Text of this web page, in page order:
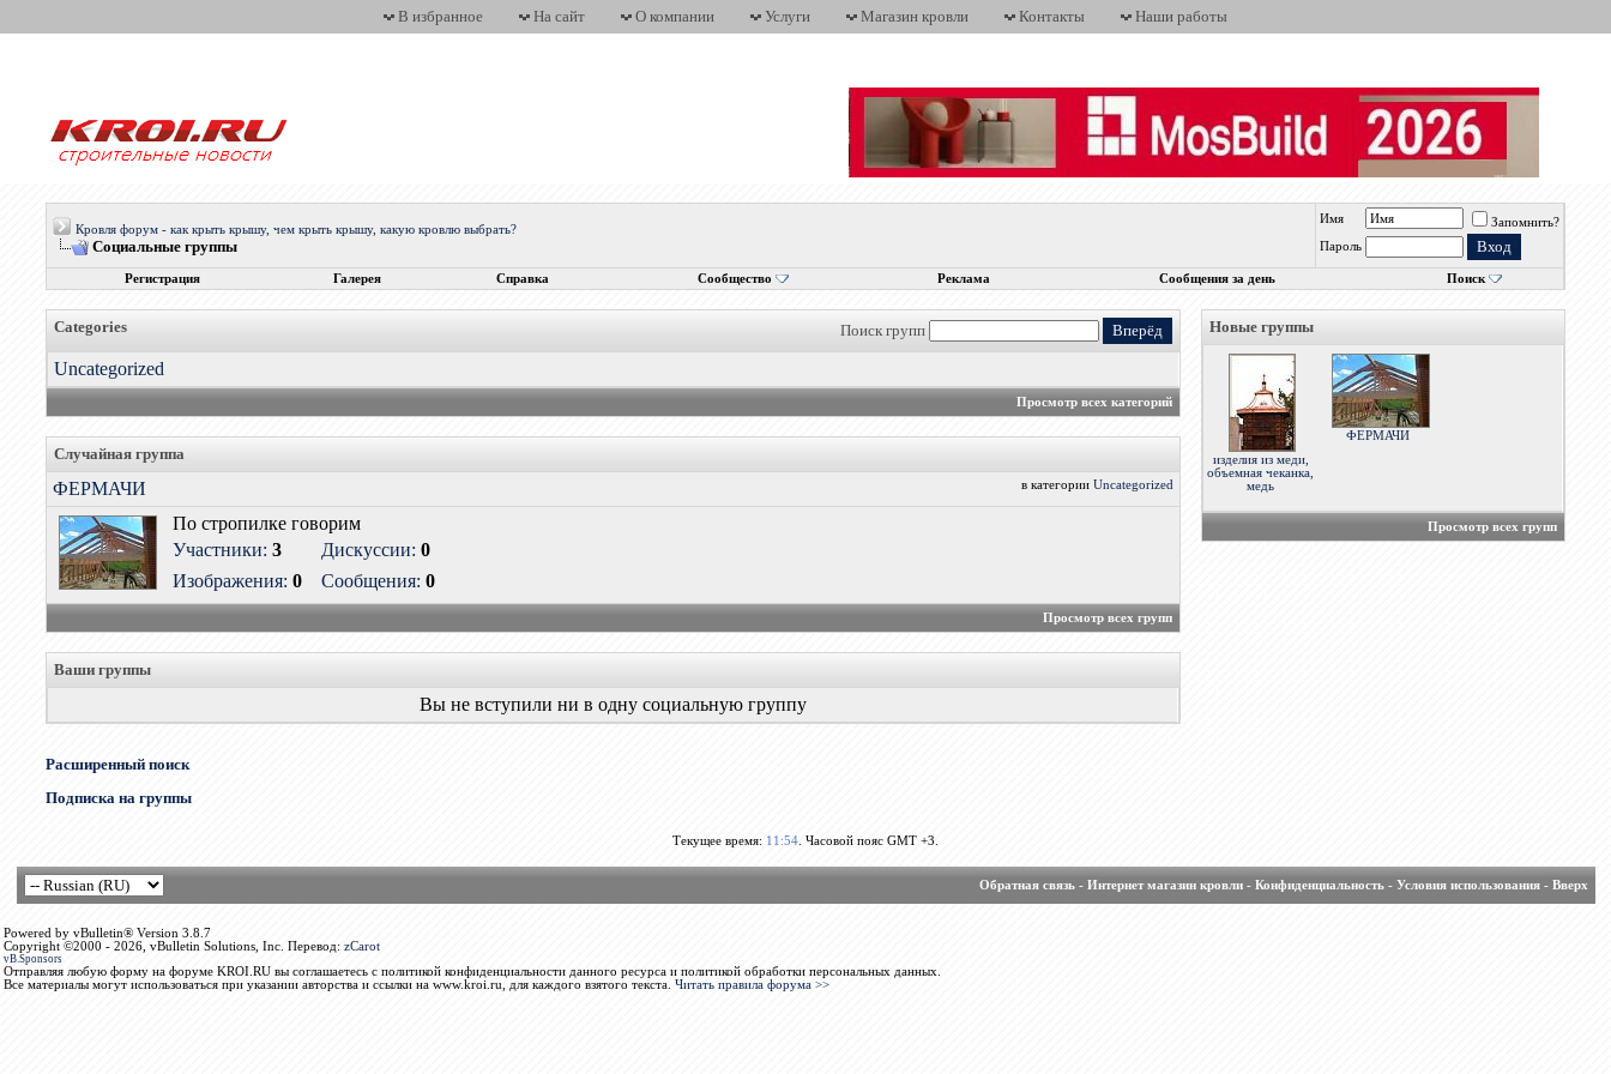
В избранное На сайт О компании Услуги Магазин кровли Контакты Наши работы
Кровля форум - как крыть крышу, чем крыть крышу, какую кровлю выбрать?
Социальные группы
Имя
Запомнить?
Пароль
Регистрация Галерея Справка Сообщество Реклама Сообщения за день Поиск
Поиск групп
Categories
Uncategorized
Просмотр всех категорий
Случайная группа
в категорииUncategorized
ФЕРМАЧИ
По стропилке говорим
Участники: 3
Изображения: 0
Дискуссии: 0
Сообщения: 0
Просмотр всех групп
Ваши группы
Вы не вступили ни в одну социальную группу
Новые группы
изделия из меди,
объемная чеканка,
медь
ФЕРМАЧИ
Просмотр всех групп
Расширенный поиск
Подписка на группы
Текущее время: 11:54. Часовой пояс GMT +3.
Обратная связь- Интернет магазин кровли- Конфиденциальность- Условия использования- Вверх
Powered by vBulletin® Version 3.8.7
Copyright ©2000 - 2026, vBulletin Solutions, Inc. Перевод: zCarot
vB.Sponsors
Отправляя любую форму на форуме KROI.RU вы соглашаетесь с политикой конфиденциальности данного ресурса и политикой обработки персональных данных.
Все материалы могут использоваться при указании авторства и ссылки на www.kroi.ru, для каждого взятого текста. Читать правила форума >>